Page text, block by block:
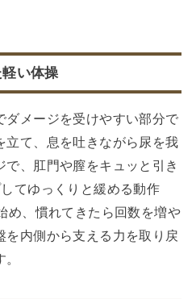
い体操
ダメージを受けやすい部分で
立て、息を吐きながら尿を我
で、肛門や膣をキュッと引き
てゆっくりと緩める動作
め、慣れてきたら回数を増や
を内側から支える力を取り戻